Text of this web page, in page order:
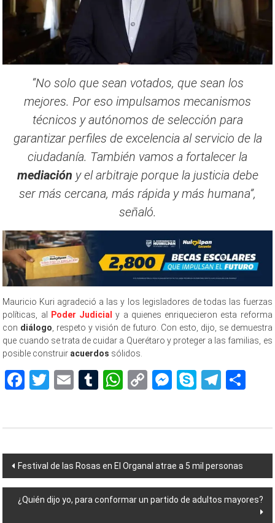
“No solo que sean votados, que sean los
mejores. Por eso impulsamos mecanismos
técnicos y autónomos de selección para
garantizar perfiles de excelencia al servicio de la
ciudadanía. También vamos a fortalecer la
mediación y el arbitraje porque la justicia debe
ser más cercana, más rápida y más humana”,
señaló.
Mauricio Kuri agradeció a las y los legisladores de todas las fuerzas
políticas, al
Poder Judicialy a quienes enriquecieron esta reforma
con diálogo, respeto y visión de futuro. Con esto, dijo, se demuestra
que cuando se trata de cuidar a Querétaro y proteger a las familias, es
posible construir acuerdos sólidos.
Facebook
Twitter
EmailTumblr
WhatsApp
CopyMessenger
Skype
Navegación
de
entradas
Festival de las Rosas en El Organal atrae a 5 mil personas
¿Quién dijo yo, para conformar un partido de adultos mayores?